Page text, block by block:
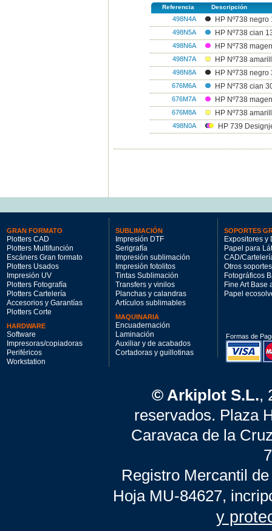
Referencia Descripción
498N4A HP Nº738 negro
498N5A HP Nº738 cian
498N6A HP Nº738
498N7A HP Nº738
498N8A HP Nº738 negro
676M6A HP Nº738 cian
676M7A HP Nº738
676M8A HP Nº738
498N0A HP 739
GRAN FORMATO
Plotters CAD
Plotters Multifunción
Escáners Gran formato
Plotters Usados
Impresión UV
Plotters Fotografía
Plotters Cartelería
Accesorios y Garantías
Plotters Corte
HARDWARE
Software
Impresoras/copiadoras
Periféricos
Workstation
SUBLIMACIÓN
Impresión DTF
Serigrafía
Impresión sublimación
Impresión fotolitos
Tintas Sublimación
Transfers y vinilos
Planchas y calandras
Artículos sublimables
MAQUINARIA
Encuadernación
Laminación
Auxiliar y de acabados
Cortadoras y guillotinas
SOPORTES
Expositores y
Papel para
CAD/
Otros soportes
Fotográficos
Fine Art Base
Papel
Formas de
© Arkiplot S.L.,
reservados. Plaza
Caravaca de la
Registro Mercantil
Hoja MU-84627,
y